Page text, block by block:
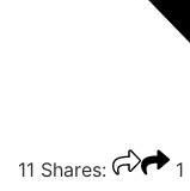
11 Shares: 1